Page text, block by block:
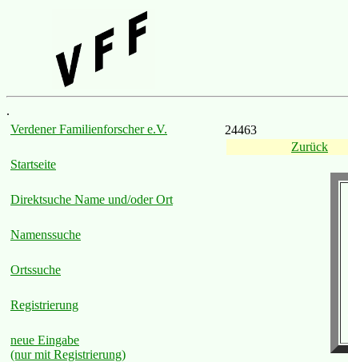
.
Verdener Familienforscher e.V.
Startseite
Direktsuche Name und/oder Ort
Namenssuche
Ortssuche
Registrierung
neue Eingabe
(nur mit Registrierung)
24463
Zurück